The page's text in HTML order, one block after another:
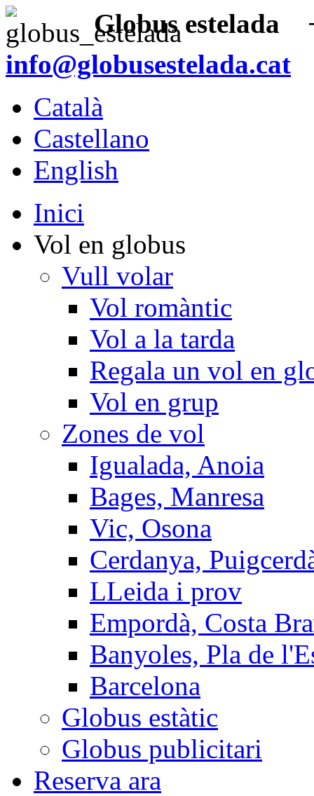
Globus estelada
info@globusestelada.cat
Català
Castellano
English
Inici
Vol en globus
Vull volar
Vol romàntic
Vol a la tarda
Regala un vol en
Vol en grup
Zones de vol
Igualada, Anoia
Bages, Manresa
Vic, Osona
Cerdanya,
LLeida i prov
Empordà, Costa
Banyoles, Pla de
Barcelona
Globus estàtic
Globus publicitari
Reserva ara